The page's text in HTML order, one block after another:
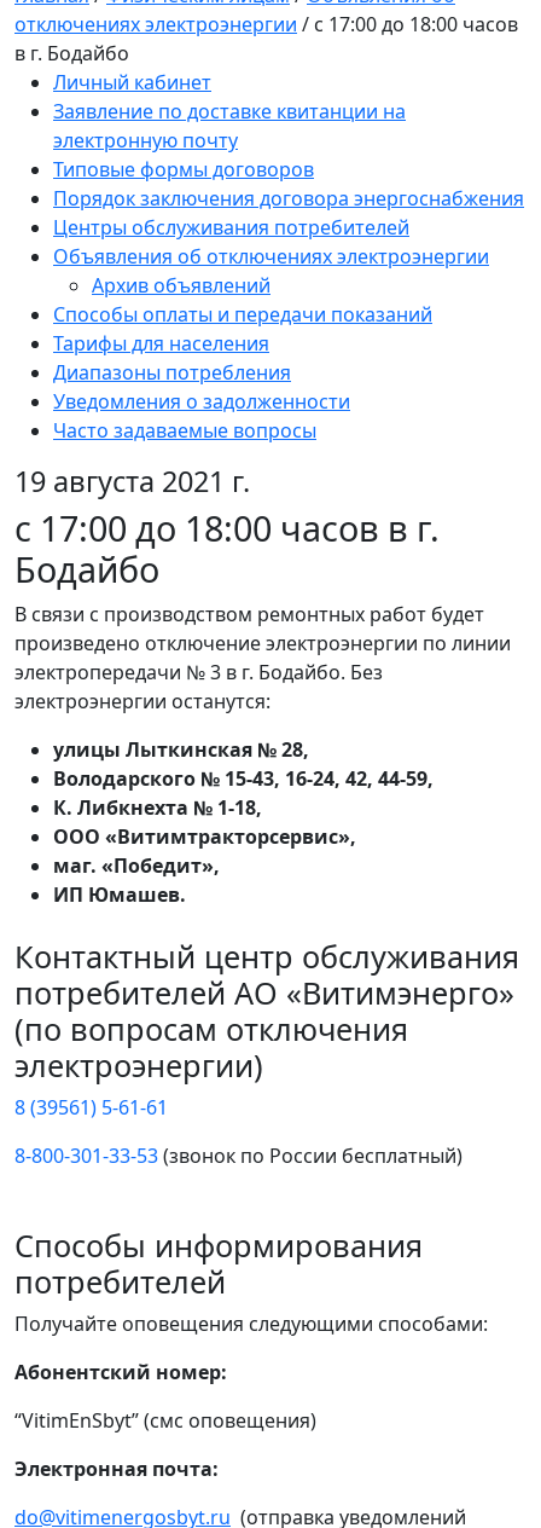
отключениях электроэнергии / с 17:00 до 18:00 часов
в г. Бодайбо
Личный кабинет
Заявление по доставке квитанции на
электронную почту
Типовые формы договоров
Порядок заключения договора энергоснабжения
Центры обслуживания потребителей
Объявления об отключениях электроэнергии
Архив объявлений
Способы оплаты и передачи показаний
Тарифы для населения
Диапазоны потребления
Уведомления о задолженности
Часто задаваемые вопросы
19 августа 2021 г.
с 17:00 до 18:00 часов в г.
Бодайбо
В связи с производством ремонтных работ будет
произведено отключение электроэнергии по линии
электропередачи № 3 в г. Бодайбо. Без
электроэнергии останутся:
улицы Лыткинская № 28,
Володарского № 15-43, 16-24, 42, 44-59,
К. Либкнехта № 1-18,
ООО «Витимтракторсервис»,
маг. «Победит»,
ИП Юмашев.
Контактный центр обслуживания
потребителей АО «Витимэнерго»
(по вопросам отключения
электроэнергии)
8 (39561) 5-61-61
8-800-301-33-53(звонок по России бесплатный)
Способы информирования
потребителей
Получайте оповещения следующими способами:
Абонентский номер:
“VitimEnSbyt” (смс оповещения)
Электронная почта:
do@vitimenergosbyt.ru (отправка уведомлений